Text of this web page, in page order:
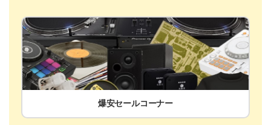
爆安セールコーナー